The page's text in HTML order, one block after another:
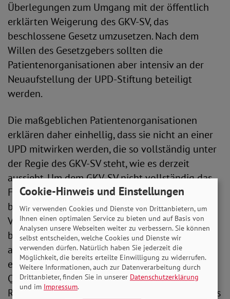
Überlegungen zum Umgang mit der öffentlich
erklärten Weigerung des GKV-SV, das
beschlossene Gesetz umzusetzen. Nach dem
Willen des Gesetzgebers sollten die
Patientenorganisationen aber intensiv an der
Neuaufstellung der UPD-Stiftung beteiligt
werden.
Die maßgeblichen Patientenorganisationen
erklären daher einhellig, dass sie nicht an einer
UPD mitwirken werden, die so vollständig unter
der Regie des GKV-SV steht, wie es derzeit
aussieht. Um dem GKV-SV nicht vollständig das
Feld zu überlassen, werden sie aber nicht auf ihr
bisher zugestandenes Recht verzichten, den
Vorstand vorzuschlagen. Sie sind auch weiterhin
bereit, eine unabhängige Beratungsarbeit auf
allen Ebenen maßgeblich mitzugestalten und
eine öffentlich begleitete transparente
Qualitätsentwicklung im Sinne der
Ratsuchenden zu gewährleisten. Dazu braucht es
Cookie-Hinweis und Einstellungen
Wir verwenden Cookies und Dienste von Drittanbietern, um
Ihnen einen optimalen Service zu bieten und auf Basis von
Analysen unsere Webseiten weiter zu verbessern. Sie können
selbst entscheiden, welche Cookies und Dienste wir
verwenden dürfen. Natürlich haben Sie jederzeit die
Möglichkeit, die bereits erteilte Einwilligung zu widerrufen.
Weitere Informationen, auch zur Datenverarbeitung durch
Drittanbieter, finden Sie in unserer Datenschutzerklärung
und im Impressum.